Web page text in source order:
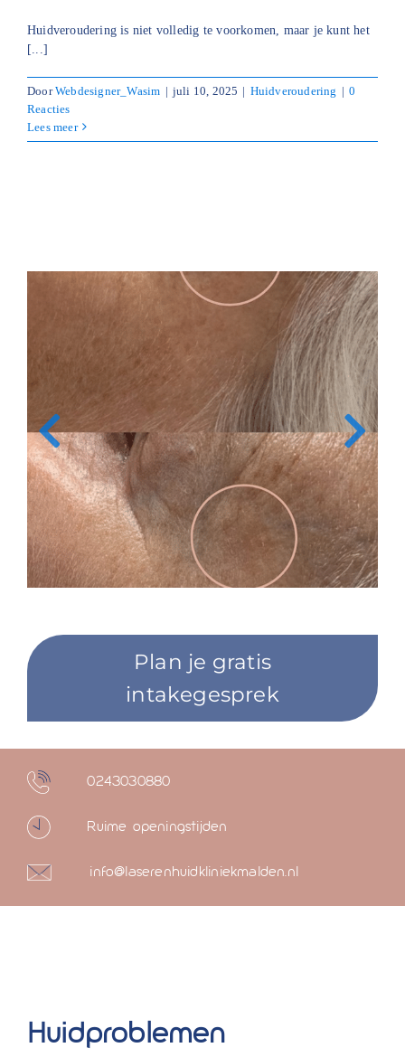
Huidveroudering is niet volledig te voorkomen, maar je kunt het
[...]
DoorWebdesigner_Wasim | juli 10, 2025 | Huidveroudering | 0
Reacties
Lees meer
Plan je gratis
intakegesprek
0243030880
Ruime openingstijden
info@laserenhuidkliniekmalden.nl
Huidproblemen